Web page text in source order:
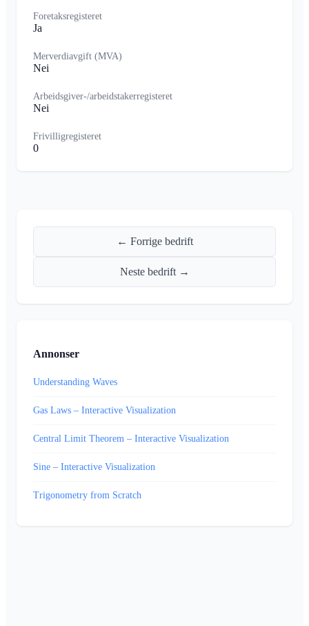
Foretaksregisteret
Ja
Merverdiavgift (MVA)
Nei
Arbeidsgiver-/arbeidstakerregisteret
Nei
Frivilligregisteret
0
← Forrige bedrift
Neste bedrift →
Annonser
Understanding Waves
Gas Laws – Interactive Visualization
Central Limit Theorem – Interactive Visualization
Sine – Interactive Visualization
Trigonometry from Scratch